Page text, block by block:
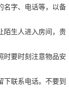
名字、电话等，以备
陌生人进入房间，贵
时要时刻注意物品安
下联系电话。不要到